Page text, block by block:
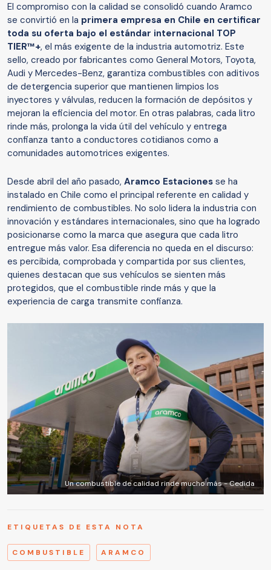
El compromiso con la calidad se consolidó cuando Aramco
se convirtió en la primera empresa en Chile en certificar
toda su oferta bajo el estándar internacional TOP
TIER™+, el más exigente de la industria automotriz. Este
sello, creado por fabricantes como General Motors, Toyota,
Audi y Mercedes-Benz, garantiza combustibles con aditivos
de detergencia superior que mantienen limpios los
inyectores y válvulas, reducen la formación de depósitos y
mejoran la eficiencia del motor. En otras palabras, cada litro
rinde más, prolonga la vida útil del vehículo y entrega
confianza tanto a conductores cotidianos como a
comunidades automotrices exigentes.
Desde abril del año pasado, Aramco Estaciones se ha
instalado en Chile como el principal referente en calidad y
rendimiento de combustibles. No solo lidera la industria con
innovación y estándares internacionales, sino que ha logrado
posicionarse como la marca que asegura que cada litro
entregue más valor. Esa diferencia no queda en el discurso:
es percibida, comprobada y compartida por sus clientes,
quienes destacan que sus vehículos se sienten más
protegidos, que el combustible rinde más y que la
experiencia de carga transmite confianza.
Un combustible de calidad rinde mucho más - Cedida
ETIQUETAS DE ESTA NOTA
COMBUSTIBLE ARAMCO